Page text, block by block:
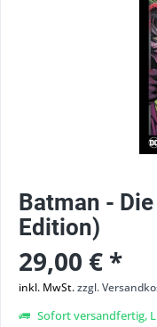
Batman -
Edition)
29,00 € *
inkl. MwSt.zzgl.
Sofort versandfertig,